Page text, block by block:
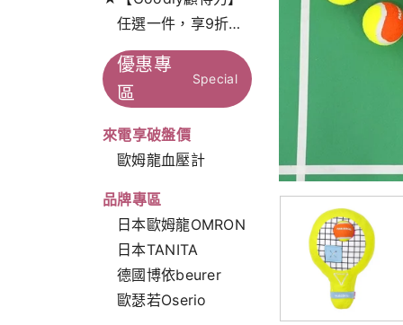
任選一件，享9折特
惠！
優惠專
區
Special
來電享破盤價
歐姆龍血壓計
品牌專區
日本歐姆龍OMRON
日本TANITA
德國博依beurer
歐瑟若Oserio